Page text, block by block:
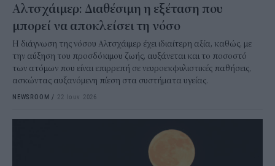
Αλτσχάιμερ: Διαθέσιμη η εξέταση που
μπορεί να αποκλείσει τη νόσο
Η διάγνωση της νόσου Αλτσχάιμερ έχει ιδιαίτερη αξία, καθώς, με
την αύξηση του προσδόκιμου ζωής, αυξάνεται και το ποσοστό
των ατόμων που είναι επιρρεπή σε νευροεκφυλιστικές παθήσεις,
ασκώντας αυξανόμενη πίεση στα συστήματα υγείας.
NEWSROOM / 22 Ιουν 2026